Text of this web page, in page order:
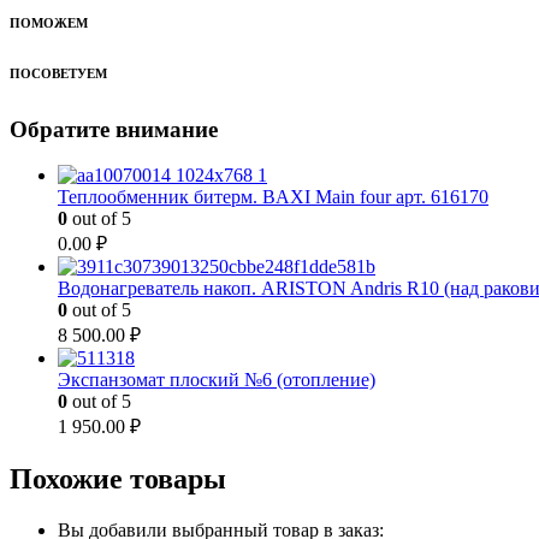
ПОМОЖЕМ
ПОСОВЕТУЕМ
Обратите внимание
Теплообменник битерм. BAXI Main four арт. 616170
0 out of 5
0.00 ₽
Водонагреватель накоп. ARISTON Andris R10 (над
0 out of 5
8 500.00 ₽
Экспанзомат плоский №6 (отопление)
0 out of 5
1 950.00 ₽
Похожие товары
Вы добавили выбранный товар в заказ: